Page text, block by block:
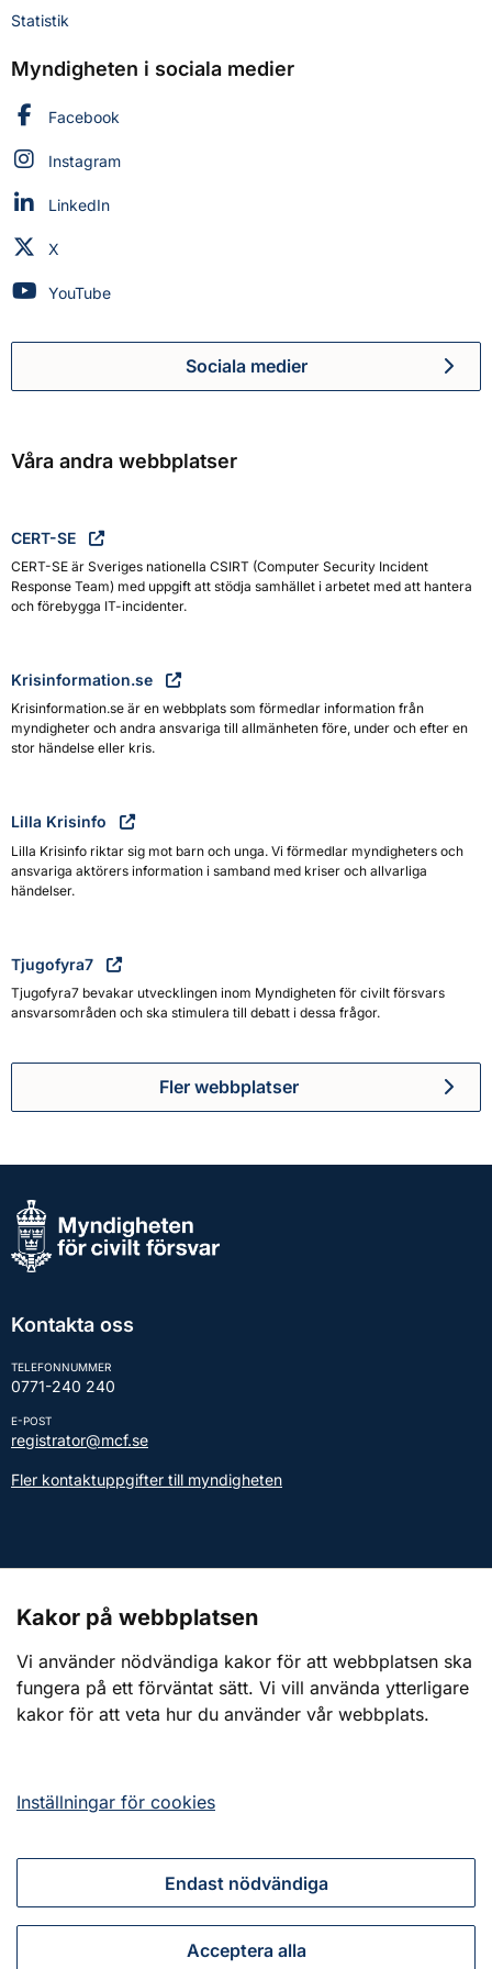
Statistik
Myndigheten i sociala medier
Myndigheten för civilt försvar på
Facebook
Myndigheten för civilt försvar på
Instagram
Myndigheten för civilt försvar på
LinkedIn
Myndigheten för civilt försvar på
X
Myndigheten för civilt försvar på
YouTube
Myndigheten för civilt
Sociala medier
Våra andra webbplatser
CERT-SE
CERT-SE är Sveriges nationella CSIRT (Computer Security Incident
Response Team) med uppgift att stödja samhället i arbetet med att hantera
och förebygga IT-incidenter.
Krisinformation.se
Krisinformation.se är en webbplats som förmedlar information från
myndigheter och andra ansvariga till allmänheten före, under och efter en
stor händelse eller kris.
Lilla Krisinfo
Lilla Krisinfo riktar sig mot barn och unga. Vi förmedlar myndigheters och
ansvariga aktörers information i samband med kriser och allvarliga
händelser.
Tjugofyra7
Tjugofyra7 bevakar utvecklingen inom Myndigheten för civilt försvars
ansvarsområden och ska stimulera till debatt i dessa frågor.
Fler webbplatser
Kontakta oss
TELEFONNUMMER
0771-240 240
E-POST
registrator@mcf.se
Fler kontaktuppgifter till myndigheten
Webbplatsen
Om webbplatsen
Kakor på webbplatsen
Vi använder nödvändiga kakor för att webbplatsen ska
fungera på ett förväntat sätt. Vi vill använda ytterligare
kakor för att veta hur du använder vår webbplats.
Inställningar för cookies
Endast nödvändiga
Acceptera alla